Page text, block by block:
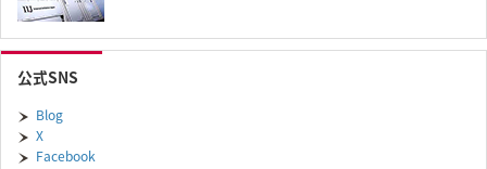
公式SNS
Blog
X
Facebook